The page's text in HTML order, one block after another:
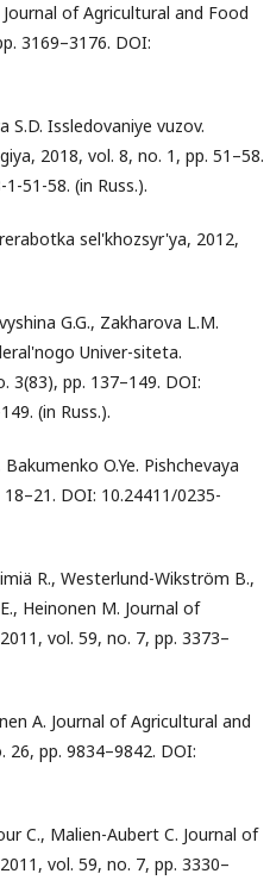
Journal of Agricultural and Food
3169–3176. DOI:
S.D. Issledovaniye vuzov.
2018, vol. 8, no. 1, pp. 51–58.
51-58. (in Russ.).
sel'khozsyr'ya, 2012,
G.G., Zakharova L.M.
Univer-siteta.
3(83), pp. 137–149. DOI:
(in Russ.).
O.Ye. Pishchevaya
DOI: 10.24411/0235-
R., Westerlund-Wikström B.,
Heinonen M. Journal of
vol. 59, no. 7, pp. 3373–
A. Journal of Agricultural and
26, pp. 9834–9842. DOI:
C., Malien-Aubert C. Journal of
vol. 59, no. 7, pp. 3330–